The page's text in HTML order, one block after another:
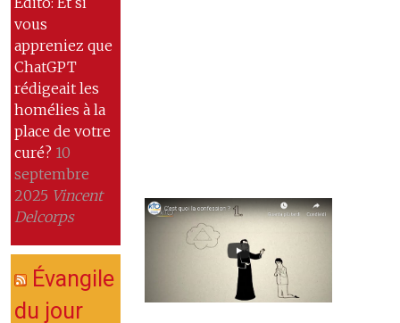
vous
appreniez que
ChatGPT
rédigeait les
homélies à la
place de votre
curé? 10
septembre
2025 Vincent
Delcorps
Évangile
du jour